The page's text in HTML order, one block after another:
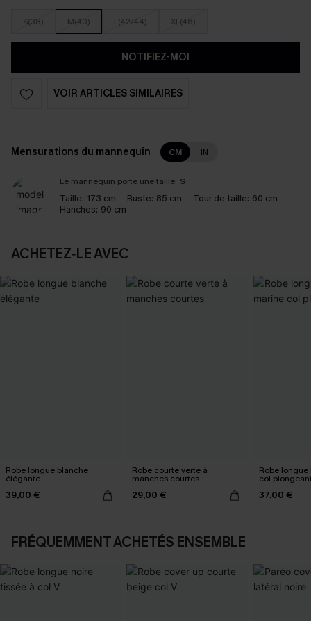
S(38) M(40) L(42/44) XL(46)
NOTIFIEZ-MOI
VOIR ARTICLES SIMILAIRES
Mensurations du mannequin CM IN
Le mannequin porte une taille: S
Taille: 173 cm Buste: 85 cm Tour de taille: 60 cm
Hanches: 90 cm
ACHETEZ‑LE AVEC
Robe longue blanche
élégante
39,00 €
Robe courte verte à
manches courtes
29,00 €
Robe
col
37,00 €
FRÉQUEMMENT ACHETÉS ENSEMBLE